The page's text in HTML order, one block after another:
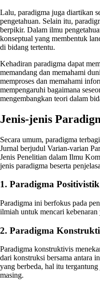
Lalu, paradigma juga diartikan
pengetahuan. Selain itu,
berpikir. Dalam ilmu
konseptual yang membentuk
di bidang tertentu.
Kehadiran paradigma dapat
memandang dan memahami
memproses dan memahami
mempengaruhi bagaimana
mengembangkan teori dalam
Jenis-jenis
Secara umum, paradigma
Jurnal berjudul Varian-varian
Jenis Penelitian dalam Ilmu
jenis paradigma beserta
1. Paradigma Positivistik
Paradigma ini berfokus pada
ilmiah untuk mencari
2. Paradigma
Paradigma konstruktivis
dari konstruksi bersama antara
yang berbeda, hal itu
masing.